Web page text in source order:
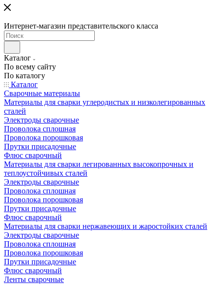
Интернет-магазин представительского класса
Каталог
По всему сайту
По каталогу
Каталог
Сварочные материалы
Материалы для сварки углеродистых и низколегированных
сталей
Электроды сварочные
Проволока сплошная
Проволока порошковая
Прутки присадочные
Флюс сварочный
Материалы для сварки легированных высокопрочных и
теплоустойчивых сталей
Электроды сварочные
Проволока сплошная
Проволока порошковая
Прутки присадочные
Флюс сварочный
Материалы для сварки нержавеющих и жаростойких сталей
Электроды сварочные
Проволока сплошная
Проволока порошковая
Прутки присадочные
Флюс сварочный
Ленты сварочные